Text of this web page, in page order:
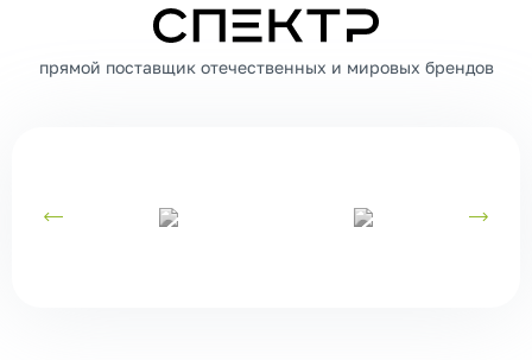
СПЕКТР
прямой поставщик отечественных и мировых брендов